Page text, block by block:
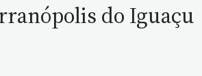
do Iguaçu